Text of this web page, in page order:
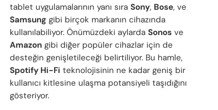
tablet uygulamalarının yanı sıra Sony, Bose, ve
Samsung gibi birçok markanın cihazında
kullanılabiliyor. Önümüzdeki aylarda Sonos ve
Amazon gibi diğer popüler cihazlar için de
desteğin genişletileceği belirtiliyor. Bu hamle,
Spotify Hi-Fi teknolojisinin ne kadar geniş bir
kullanıcı kitlesine ulaşma potansiyeli taşıdığını
gösteriyor.